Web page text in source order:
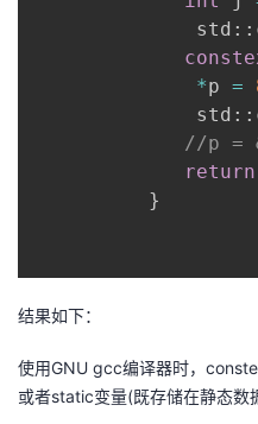
课
程
的
认
我
的
我
术
支
云
声
              std
::
*p =
              std
::
//p =
return
}
结果如下：
使用GNU gcc编译器时，
或者static变量(既存储在静态数